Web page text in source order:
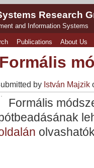
Research
and Information Systems
Publications About Us
Formális
by István Majzik
Formális